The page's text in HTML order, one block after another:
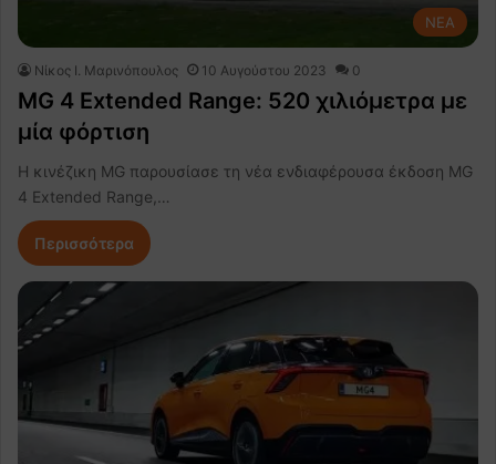
NEA
Nίκος Ι. Mαρινόπουλος 10 Αυγούστου 2023 0
MG 4 Extended Range: 520 χιλιόμετρα με
μία φόρτιση
Η κινέζικη MG παρουσίασε τη νέα ενδιαφέρουσα έκδοση MG
4 Extended Range,…
Περισσότερα